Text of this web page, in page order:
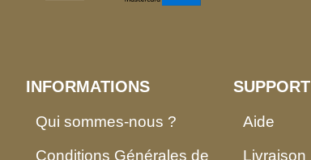
INFORMATIONS
Qui sommes-nous ?
Conditions Générales de
SUPPORT
Aide
Livraison